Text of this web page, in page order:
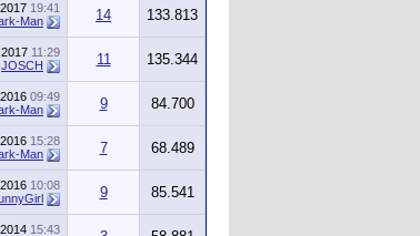
19:41
Man 14 133.813
11:29
JOSCH 11 135.344
09:49
Man 9 84.700
15:28
Man 7 68.489
10:08
9 85.541
15:43